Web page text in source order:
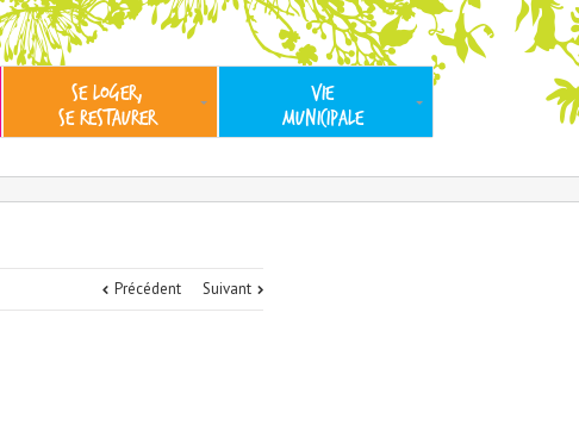
SE LOGER,
SE RESTAURER
VIE
MUNICIPALE
Précédent Suivant